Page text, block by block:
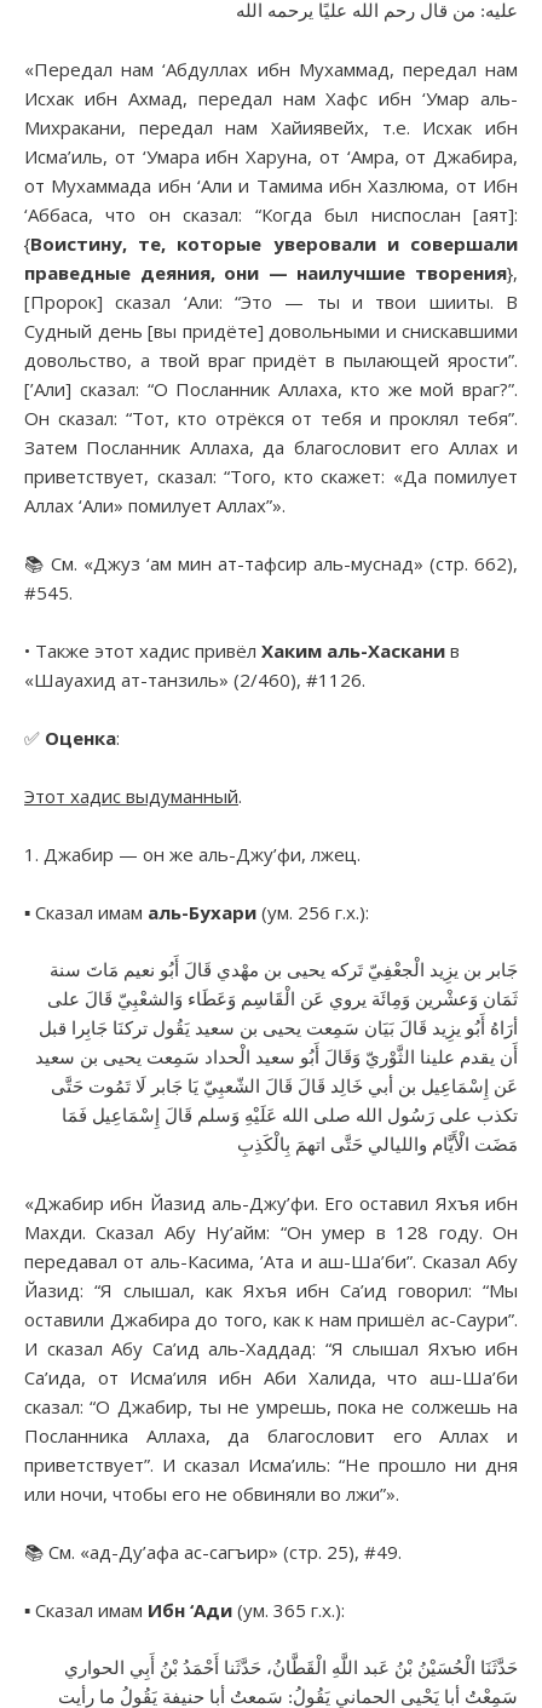
عليه: من قال رحم الله عليًا يرحمه الله
«Передал нам ‘Абдуллах ибн Мухаммад, передал нам
Исхак ибн Ахмад, передал нам Хафс ибн ‘Умар аль-
Михракани, передал нам Хайиявейх, т.е. Исхак ибн
Исма’иль, от ‘Умара ибн Харуна, от ‘Амра, от Джабира,
от Мухаммада ибн ‘Али и Тамима ибн Хазлюма, от Ибн
‘Аббаса, что он сказал: “Когда был ниспослан [аят]:
{Воистину, те, которые уверовали и совершали
праведные деяния, они — наилучшие творения},
[Пророк] сказал ‘Али: “Это — ты и твои шииты. В
Судный день [вы придёте] довольными и снискавшими
довольство, а твой враг придёт в пылающей ярости”.
[’Али] сказал: “О Посланник Аллаха, кто же мой враг?”.
Он сказал: “Тот, кто отрёкся от тебя и проклял тебя”.
Затем Посланник Аллаха, да благословит его Аллах и
приветствует, сказал: “Того, кто скажет: «Да помилует
Аллах ‘Али» помилует Аллах”».
📚 См. «Джуз ‘ам мин ат-тафсир аль-муснад» (стр. 662),
#545.
• Также этот хадис привёл Хаким аль-Хаскани в
«Шауахид ат-танзиль» (2/460), #1126.
✅ Оценка:
Этот хадис выдуманный.
1. Джабир — он же аль-Джу’фи, лжец.
▪︎ Сказал имам аль-Бухари (ум. 256 г.х.):
جَابر بن يزِيد الْجعْفِيّ تَركه يحيى بن مهْدي قَالَ أَبُو نعيم مَاتَ سنة
ثَمَان وَعشْرين وَمِائَة يروي عَن الْقَاسِم وَعَطَاء وَالشعْبِيّ قَالَ على
أرَاهُ أَبُو يزِيد قَالَ بَيَان سَمِعت يحيى بن سعيد يَقُول تركنَا جَابِرا قبل
أَن يقدم علينا الثَّوْريّ وَقَالَ أَبُو سعيد الْحداد سَمِعت يحيى بن سعيد
عَن إِسْمَاعِيل بن أبي خَالِد قَالَ قَالَ الشّعبِيّ يَا جَابر لَا تَمُوت حَتَّى
تكذب على رَسُول الله صلى الله عَلَيْهِ وَسلم قَالَ إِسْمَاعِيل فَمَا
مَضَت الْأَيَّام والليالي حَتَّى اتهمَ بِالْكَذِبِ
«Джабир ибн Йазид аль-Джу’фи. Его оставил Яхъя ибн
Махди. Сказал Абу Ну’айм: “Он умер в 128 году. Он
передавал от аль-Касима, ’Ата и аш-Ша’би”. Сказал Абу
Йазид: “Я слышал, как Яхъя ибн Са’ид говорил: “Мы
оставили Джабира до того, как к нам пришёл ас-Саури”.
И сказал Абу Са’ид аль-Хаддад: “Я слышал Яхъю ибн
Са’ида, от Исма’иля ибн Аби Халида, что аш-Ша’би
сказал: “О Джабир, ты не умрешь, пока не солжешь на
Посланника Аллаха, да благословит его Аллах и
приветствует”. И сказал Исма’иль: “Не прошло ни дня
или ночи, чтобы его не обвиняли во лжи”».
📚 См. «ад-Ду’афа ас-сагъир» (стр. 25), #49.
▪︎ Сказал имам Ибн ‘Ади (ум. 365 г.х.):
حَدَّثَنَا الْحُسَيْنُ بْنُ عَبد اللَّهِ الْقَطَّانُ، حَدَّثَنا أَحْمَدُ بْنُ أَبِي الحواري
سَمِعْتُ أبا يَحْيى الحماني يَقُولُ: سَمعتُ أبا حنيفة يَقُولُ ما رأيت